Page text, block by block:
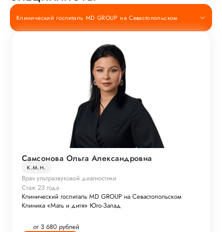
Клинический госпиталь MD GROUP на Севастопольском
Самсонова Ольга Александровна
к.м.н.
Врач ультразвуковой диагностики
Стаж 23 года
Клинический госпиталь MD GROUP на Севастопольском
Клиника «Мать и дитя» Юго-Запад
от 3 680 рублей